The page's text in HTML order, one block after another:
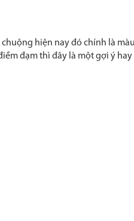
hiện nay đó chính là
đạm thì đây là một gợi ý hay